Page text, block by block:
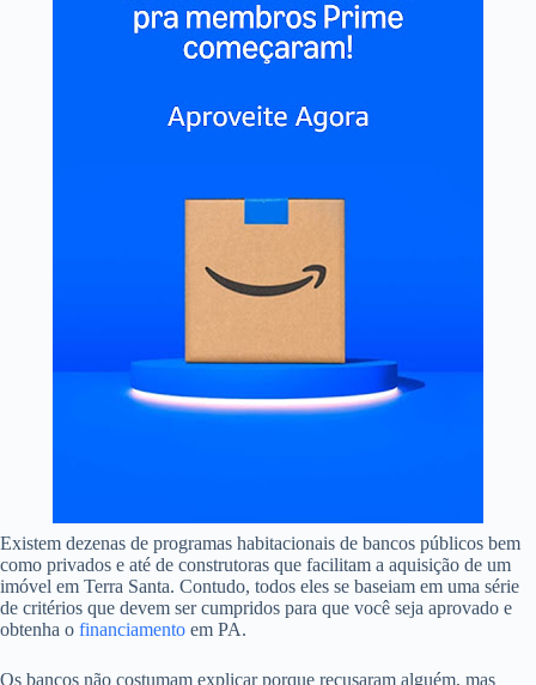
Existem dezenas de programas habitacionais de bancos públicos bem
como privados e até de construtoras que facilitam a aquisição de um
imóvel em Terra Santa. Contudo, todos eles se baseiam em uma série
de critérios que devem ser cumpridos para que você seja aprovado e
obtenha o financiamento em PA.
Os bancos não costumam explicar porque recusaram alguém, mas